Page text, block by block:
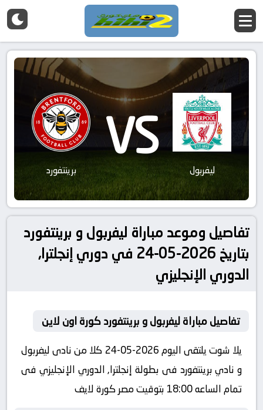
ليفربول VS برينتفورد
تفاصيل وموعد مباراة ليفربول و برينتفورد
بتاريخ 2026-05-24 في دوري إنجلترا,
الدوري الإنجليزي
تفاصيل مباراة ليفربول و برينتفورد كورة اون لاين
يلا شوت يلتقى اليوم 2026-05-24 كلا من نادى ليفربول
و نادي برينتفورد فى بطولة إنجلترا, الدوري الإنجليزي فى
تمام الساعه 18:00 بتوقيت مصر كورة لايف